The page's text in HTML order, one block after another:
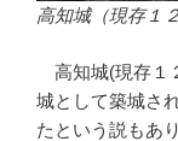
高知城（現存１
高知城(現存１
城として築城さ
たという説もあ